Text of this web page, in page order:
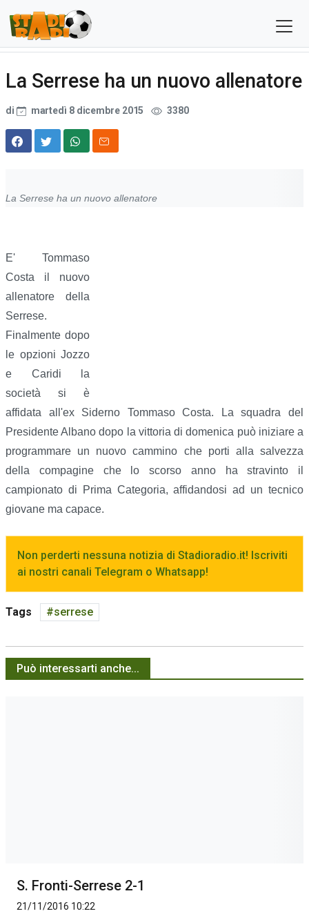
La Serrese ha un nuovo allenatore
di martedì 8 dicembre 2015 3380
La Serrese ha un nuovo allenatore
E' Tommaso
Costa il nuovo
allenatore della
Serrese.
Finalmente dopo
le opzioni Jozzo
e Caridi la
società si è
affidata all'ex Siderno Tommaso Costa. La squadra del
Presidente Albano dopo la vittoria di domenica può iniziare a
programmare un nuovo cammino che porti alla salvezza
della compagine che lo scorso anno ha stravinto il
campionato di Prima Categoria, affidandosi ad un tecnico
giovane ma capace.
Non perderti nessuna notizia di Stadioradio.it! Iscriviti
ai nostri canali Telegram o Whatsapp!
Tags serrese
Può interessarti anche...
S. Fronti-Serrese 2-1
21/11/2016 10:22